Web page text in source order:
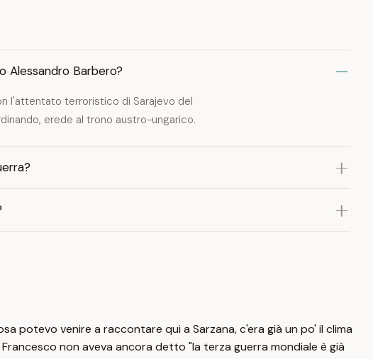
Alessandro Barbero?
l'attentato terroristico di Sarajevo del
erede al trono austro-ungarico.
potevo venire a raccontare qui a Sarzana, c'era già un po' il clima
non aveva ancora detto "la terza guerra mondiale è già